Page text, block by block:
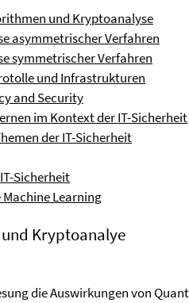
und Kryptoanalyse
asymmetrischer Verfahren
symmetrischer Verfahren
und Infrastrukturen
and Security
im Kontext der IT-Sicherheit
der IT-Sicherheit
Sicherheit
Learning
Kryptoanalye
die Auswirkungen von